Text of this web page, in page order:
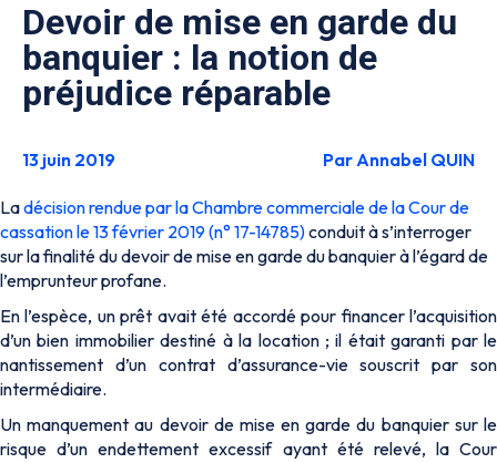
Devoir de mise en garde du
banquier : la notion de
préjudice réparable
13 juin 2019 Par Annabel QUIN
Ladécision rendue par la Chambre commerciale de la Cour de
cassation le 13 février 2019 (n° 17-14785)conduit à s’interroger
sur la finalité du devoir de mise en garde du banquier à l’égard de
l’emprunteur profane.
En l’espèce, un prêt avait été accordé pour financer l’acquisition
d’un bien immobilier destiné à la location ; il était garanti par le
nantissement d’un contrat d’assurance-vie souscrit par son
intermédiaire.
Un manquement au devoir de mise en garde du banquier sur le
risque d’un endettement excessif ayant été relevé, la Cour